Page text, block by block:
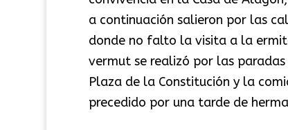
a continuación salieron por las
donde no falto la visita a la
vermut se realizó por las
Plaza de la Constitución y la
precedido por una tarde de